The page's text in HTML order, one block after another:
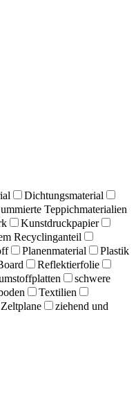
Dichtungsmaterial
Teppichmaterialien
Kunstdruckpapier
Recyclinganteil
Planenmaterial
Plastik
Reflektierfolie
schwere
Textilien
Zeltplane
ziehend und